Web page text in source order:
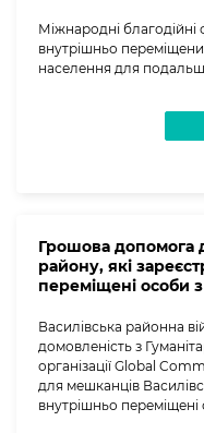
Міжнародні
внутрішньо
населення для
Грошова допомога
району, які
переміщені особи
Василівська районна
домовленість з
організації Global
для мешканців
внутрішньо переміщені